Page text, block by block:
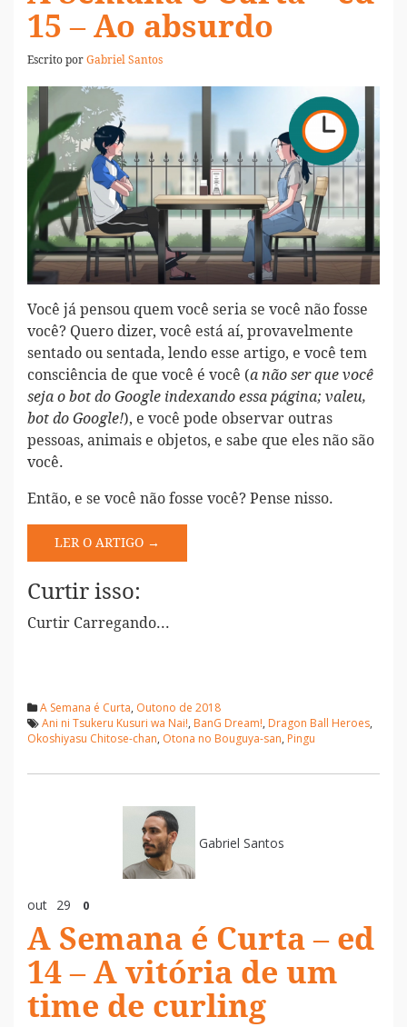
15 – Ao absurdo
Escrito porGabriel Santos
Você já pensou quem você seria se você não fosse
você? Quero dizer, você está aí, provavelmente
sentado ou sentada, lendo esse artigo, e você tem
consciência de que você é você (a não ser que você
seja o bot do Google indexando essa página; valeu,
bot do Google!), e você pode observar outras
pessoas, animais e objetos, e sabe que eles não são
você.
Então, e se você não fosse você? Pense nisso.
LER O ARTIGO →
Curtir isso:
Curtir Carregando...
A Semana é Curta, Outono de 2018
Ani ni Tsukeru Kusuri wa Nai!, BanG Dream!, Dragon Ball Heroes,
Okoshiyasu Chitose-chan, Otona no Bouguya-san, Pingu
Gabriel Santos
out 29 0
A Semana é Curta – ed
14 – A vitória de um
time de curling